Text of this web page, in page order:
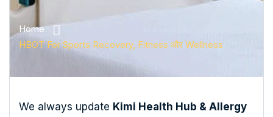
Home
HBOT For Sports Recovery, Fitness और Wellness
We always update Kimi Health Hub & Allergy